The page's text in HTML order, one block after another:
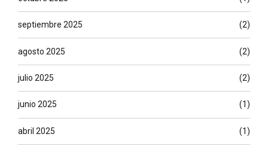
septiembre 2025 (2)
agosto 2025 (2)
julio 2025 (2)
junio 2025 (1)
abril 2025 (1)